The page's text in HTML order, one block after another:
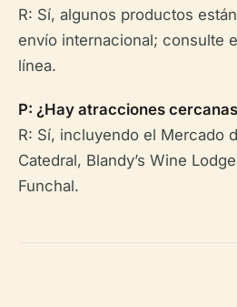
R: Sí, algunos productos
envío internacional; consulte
línea.
P: ¿Hay atracciones
R: Sí, incluyendo el Mercado
Catedral, Blandy’s Wine
Funchal.